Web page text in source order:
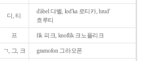
디, 티
d'ábel 댜벨, lod'ka 로티카, hrud'
흐루티
프 fík 피크, knoflík 크노플리크
ㄱ, 그, 크 gramofon 그라모폰